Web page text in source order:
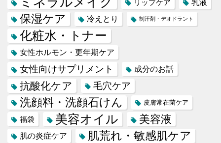
リップケア 乳液
保湿ケア 冷えとり 制汗剤・デオドラント
化粧水・トナー
女性ホルモン・更年期ケア
女性向けサプリメント 成分のお話
抗酸化ケア 毛穴ケア
洗顔料・洗顔石けん 皮膚常在菌ケア
福袋 美容オイル 美容液
肌の炎症ケア 肌荒れ・敏感肌ケア